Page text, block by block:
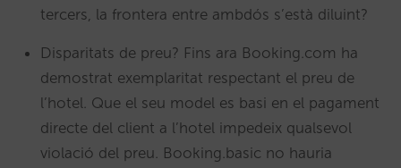
tercers, la frontera entre ambdós s’està diluint?
Disparitats de preu? Fins ara Booking.com ha
demostrat exemplaritat respectant el preu de
l’hotel. Que el seu model es basi en el pagament
directe del client a l’hotel impedeix qualsevol
violació del preu. Booking.basic no hauria